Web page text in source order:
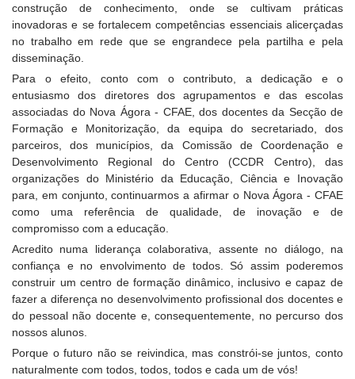
construção de conhecimento, onde se cultivam práticas
inovadoras e se fortalecem competências essenciais alicerçadas
no trabalho em rede que se engrandece pela partilha e pela
disseminação.
Para o efeito, conto com o contributo, a dedicação e o
entusiasmo dos diretores dos agrupamentos e das escolas
associadas do Nova Ágora - CFAE, dos docentes da Secção de
Formação e Monitorização, da equipa do secretariado, dos
parceiros, dos municípios, da Comissão de Coordenação e
Desenvolvimento Regional do Centro (CCDR Centro), das
organizações do Ministério da Educação, Ciência e Inovação
para, em conjunto, continuarmos a afirmar o Nova Ágora - CFAE
como uma referência de qualidade, de inovação e de
compromisso com a educação.
Acredito numa liderança colaborativa, assente no diálogo, na
confiança e no envolvimento de todos. Só assim poderemos
construir um centro de formação dinâmico, inclusivo e capaz de
fazer a diferença no desenvolvimento profissional dos docentes e
do pessoal não docente e, consequentemente, no percurso dos
nossos alunos.
Porque o futuro não se reivindica, mas constrói-se juntos, conto
naturalmente com todos, todos, todos e cada um de vós!